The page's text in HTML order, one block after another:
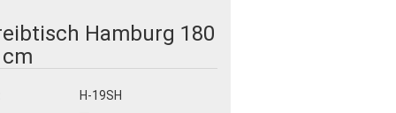
Hamburg 180
H-19SH